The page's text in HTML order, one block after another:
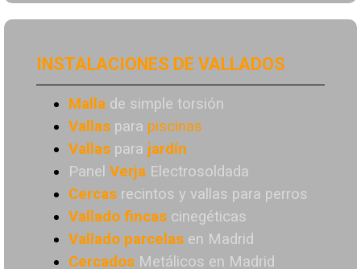
INSTALACIONES DE VALLADOS
Malla de simple torsión
Vallas para piscinas
Vallas para jardín
Panel Verja Electrosoldada
Cercas recintos y vallas para perros
Vallado fincas cinegéticas
Vallado parcelas en Madrid
Cercados Metálicos en Madrid